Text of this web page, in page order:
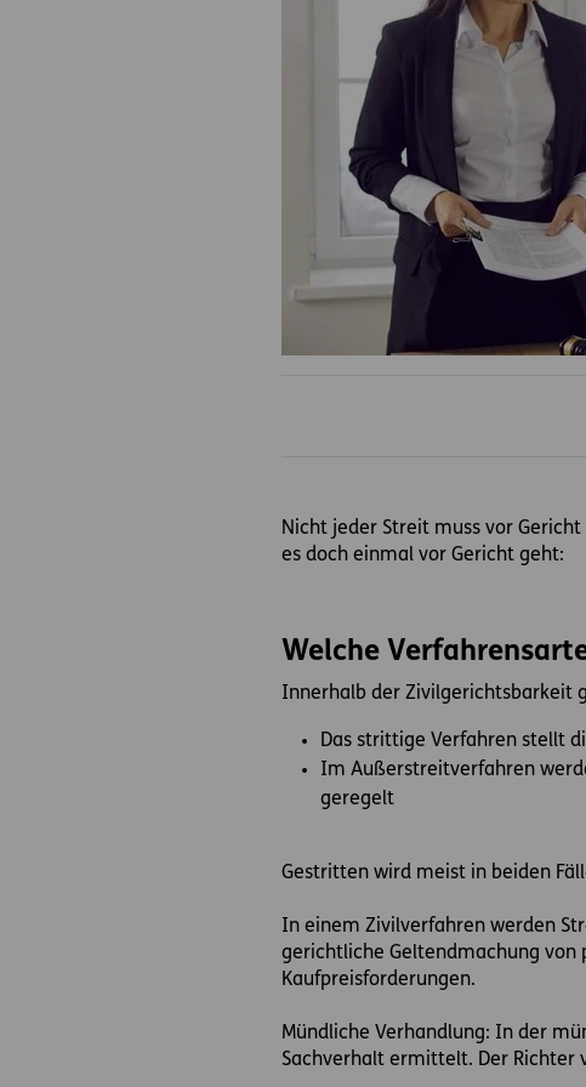
Nicht jeder Streit muss vor
es doch einmal vor Gericht geht:
Welche
Innerhalb der Zivilgerichtsbarkeit
Das strittige Verfahren stellt
Im Außerstreitverfahren
geregelt
Gestritten wird meist in beiden
In einem Zivilverfahren werden
gerichtliche Geltendmachung von
Kaufpreisforderungen.
Mündliche Verhandlung: In der
Sachverhalt ermittelt. Der Richter